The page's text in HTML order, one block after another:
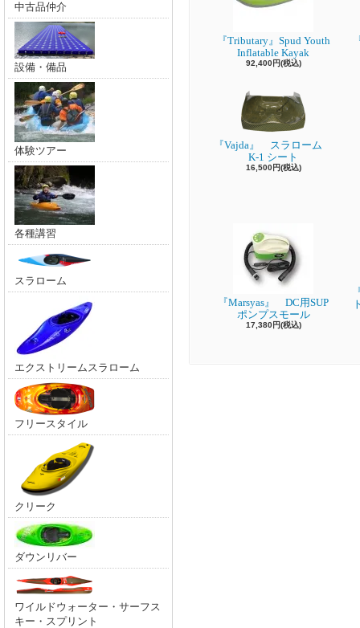
中古品仲介
設備・備品
体験ツアー
各種講習
スラローム
エクストリームスラローム
フリースタイル
クリーク
ダウンリバー
ワイルドウォーター・サーフス
キー・スプリント
『Tributary』Spud Youth
Inflatable Kayak
92,400円(税込)
『Vajda』 スラローム
K-1 シート
16,500円(税込)
『Marsyas』 DC用SUP
ポンプスモール
17,380円(税込)